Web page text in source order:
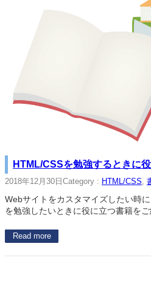
HTML/CSSを勉強するときに
2018年12月30日 Category : HTML/CSS,
Webサイトをカスタマイズしたい時
を勉強したいときに役に立つ書籍を
Read more